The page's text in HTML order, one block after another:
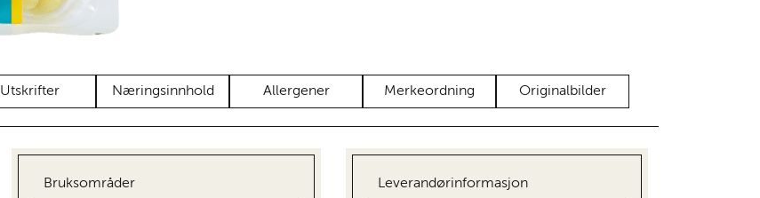
Utskrifter Næringsinnhold Allergener Merkeordning Originalbilder
Bruksområder Leverandørinformasjon